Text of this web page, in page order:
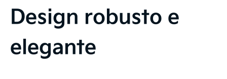
Design robusto e
elegante